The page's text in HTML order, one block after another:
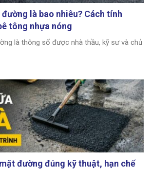
là bao nhiêu? Cách tính
tông nhựa nóng
là thông số được nhà thầu, kỹ sư và chủ
đường đúng kỹ thuật, hạn chế